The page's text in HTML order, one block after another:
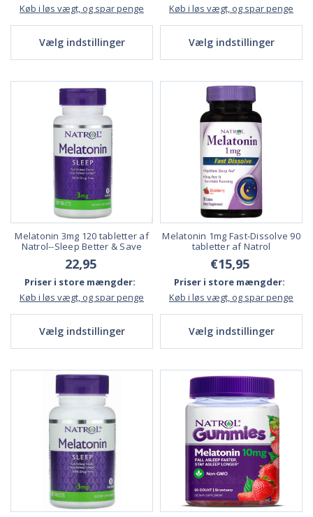
Køb i løs vægt, og spar penge
Vælg indstillinger
Køb i løs vægt, og spar penge
Vælg indstillinger
Melatonin 3mg 120 tabletter af
Natrol--Sleep Better & Save
22,95
Priser i store mængder:
Køb i løs vægt, og spar penge
Vælg indstillinger
Melatonin 1mg Fast-Dissolve 90
tabletter af Natrol
€15,95
Priser i store mængder:
Køb i løs vægt, og spar penge
Vælg indstillinger